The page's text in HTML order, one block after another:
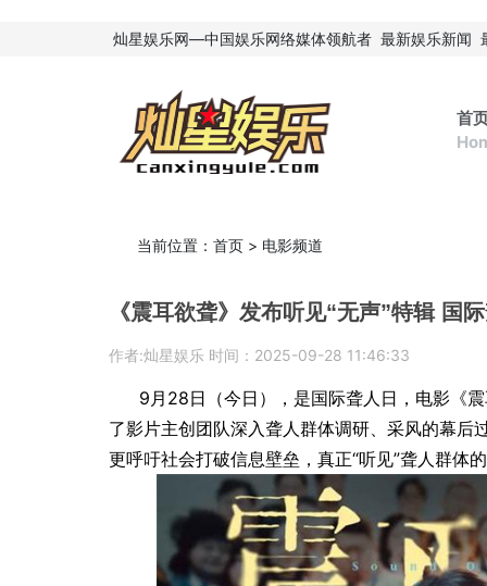
灿星娱乐网—中国娱乐网络媒体领航者 最新娱乐新闻
首
当前位置： 首页 > 电影频道
《震耳欲聋》发布听见“无声”特辑 国
作者:灿星娱乐 时间：2025-09-28 11:46:33
9月28日（今日），是国际聋人日，电影《
了影片主创团队深入聋人群体调研、采风的幕后
更呼吁社会打破信息壁垒，真正“听见”聋人群体
」而发 焕启MARVIS
德妃正式官宣罗一舟担任品牌
代言人